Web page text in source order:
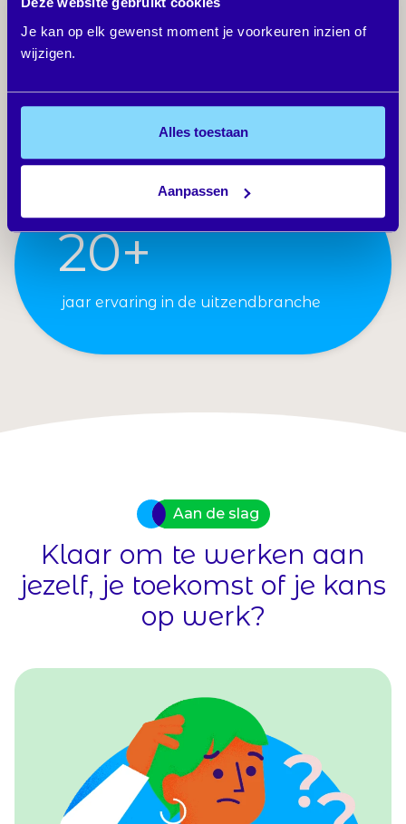
Je kan op elk gewenst moment je voorkeuren inzien of
wijzigen.
Alles toestaan
Aanpassen
uitzendkrachten geholpen
390+
samenwerkingen met uitzendbureaus
20+
jaar ervaring in de uitzendbranche
Aan de slag
Klaar om te werken aan
jezelf, je toekomst of je kans
op werk?